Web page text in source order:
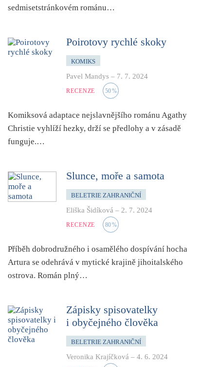
sedmisetstránkovém románu…
Poirotovy rychlé skoky
KOMIKS
Pavel Mandys – 7. 7. 2024
RECENZE 50%
Komiksová adaptace nejslavnějšího románu Agathy
Christie vyhlíží hezky, drží se předlohy a v zásadě
funguje.…
Slunce, moře a samota
BELETRIE ZAHRANIČNÍ
Eliška Šidíková – 2. 7. 2024
RECENZE 80%
Příběh dobrodružného i osamělého dospívání hocha
Artura se odehrává v mytické krajině jihoitalského
ostrova. Román plný…
Zápisky spisovatelky
i obyčejného člověka
BELETRIE ZAHRANIČNÍ
Veronika Krajíčková – 4. 6. 2024